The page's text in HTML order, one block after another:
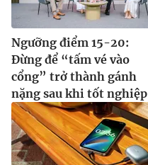
Ngưỡng điểm 15-20:
Đừng để “tấm vé vào
cổng” trở thành gánh
nặng sau khi tốt nghiệp